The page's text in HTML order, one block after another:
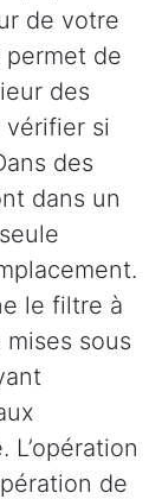
de votre
de
des
vérifier si
des
dans un
le filtre à
sous
L’opération
de